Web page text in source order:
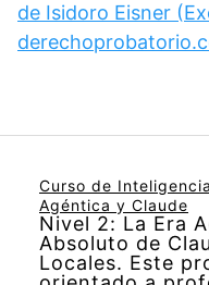
de Isidoro Eisner
Curso de
Agéntica y Claude
Nivel 2: La Era
Absoluto de
Locales. Este